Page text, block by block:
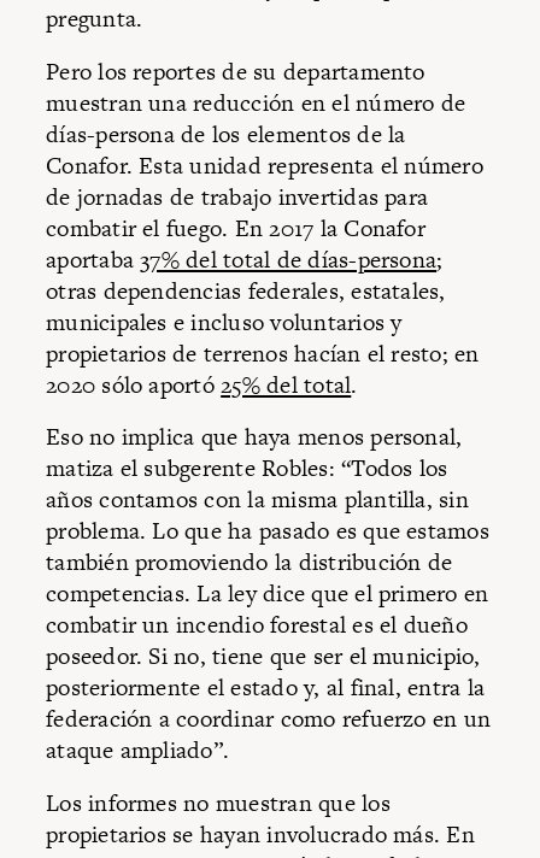
pregunta.
Pero los reportes de su departamento
muestran una reducción en el número de
días-persona de los elementos de la
Conafor. Esta unidad representa el número
de jornadas de trabajo invertidas para
combatir el fuego. En 2017 la Conafor
aportaba37% del total de días-persona;
otras dependencias federales, estatales,
municipales e incluso voluntarios y
propietarios de terrenos hacían el resto; en
2020 sólo aportó25% del total.
Eso no implica que haya menos personal,
matiza el subgerente Robles: “Todos los
años contamos con la misma plantilla, sin
problema. Lo que ha pasado es que estamos
también promoviendo la distribución de
competencias. La ley dice que el primero en
combatir un incendio forestal es el dueño
poseedor. Si no, tiene que ser el municipio,
posteriormente el estado y, al final, entra la
federación a coordinar como refuerzo en un
ataque ampliado”.
Los informes no muestran que los
propietarios se hayan involucrado más. En